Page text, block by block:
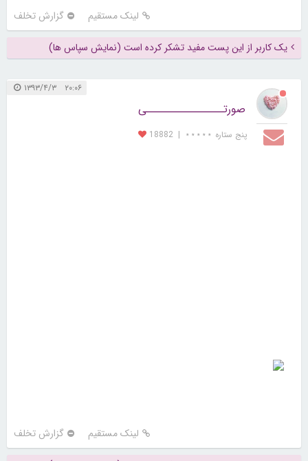
لینک مستقیم گزارش تخلف
یک کاربر از این پست مفید تشکر کرده است (نمایش سپاس ها)
۲۰:۰۶ ۱۳۹۳/۴/۳
صورتــــــــــــــــی
پنج ستاره ⋆⋆⋆⋆⋆ |
18882
لینک مستقیم گزارش تخلف